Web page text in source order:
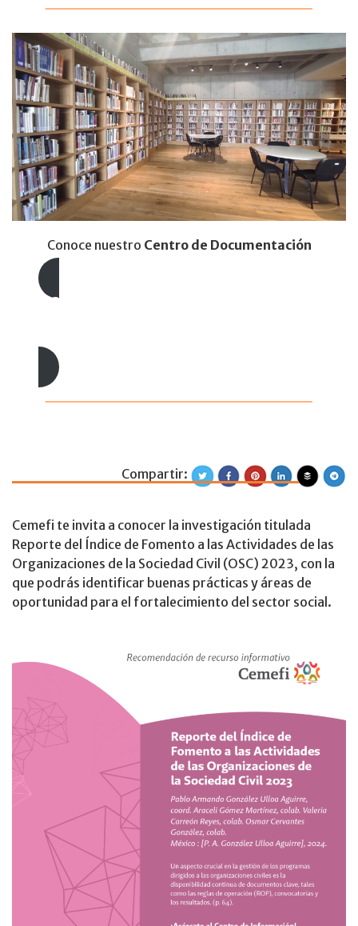
Conoce nuestro Centro de Documentación
Lecturas recomendadas
Reporte del
Compartir:
Cemefi te invita a conocer la investigación titulada
Reporte del Índice de Fomento a las Actividades de las
Organizaciones de la Sociedad Civil (OSC) 2023, con la
que podrás identificar buenas prácticas y áreas de
oportunidad para el fortalecimiento del sector social.